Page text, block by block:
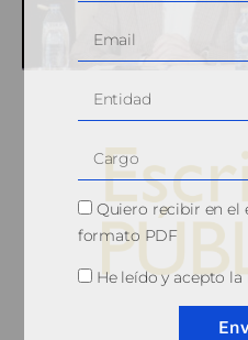
© 2010, Consejo
Quiero recibir en el
formato PDF
He leído y acepto la